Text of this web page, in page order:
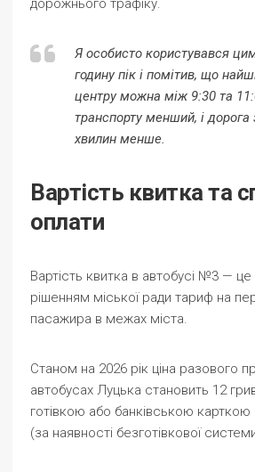
дорожнього трафіку.
Я особисто користувався
годину пік і помітив, що
центру можна між 9:30 та
транспорту менший, і
хвилин менше.
Вартість квитка та
оплати
Вартість квитка в автобусі №3 —
рішенням міської ради тариф на
пасажира в межах міста.
Станом на 2026 рік ціна разового
автобусах Луцька становить 12
готівкою або банківською карткою
(за наявності безготівкової